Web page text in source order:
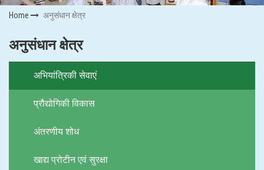
Home अनुसंधान क्षेत्र
अनुसंधान क्षेत्र
अभियांत्रिकी सेवाएं
प्रौद्योगिकी विकास
अंतरणीय शोध
खाद्य प्रोटीन एवं सुरक्षा